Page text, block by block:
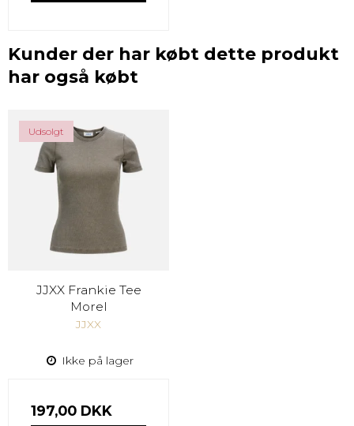
Kunder der har købt dette produkt
har også købt
Udsolgt
JJXX Frankie Tee
Morel
JJXX
Ikke på lager
197,00 DKK